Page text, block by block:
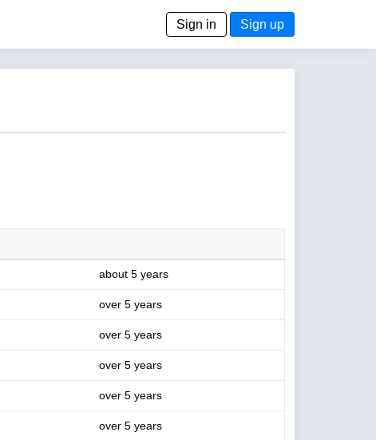
Sign in Sign up
about 5 years
over 5 years
over 5 years
over 5 years
over 5 years
over 5 years